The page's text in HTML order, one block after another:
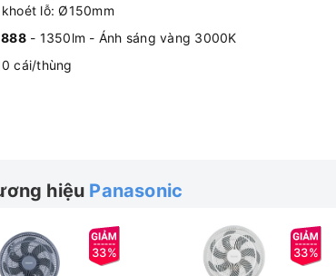
lỗ: Ø150mm
- 1350lm - Ánh sáng vàng 3000K
cái/thùng
hiệu Panasonic
33% 33%